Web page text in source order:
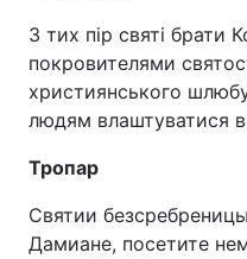
З тих пір святі брати
покровителями
християнського
людям влаштуватися
Тропар
Святии
Дамиане, посетите